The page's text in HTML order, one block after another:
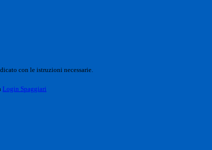
con le istruzioni necessarie.
Login Spaggiari